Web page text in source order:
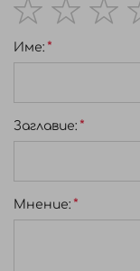
star
stars
stars
stars
stars
Име:
Заглавиe:
Мнение: